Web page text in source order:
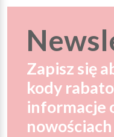
Zapisz się
kody
informacje
nowościach